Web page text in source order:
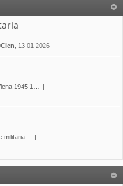
, 13 01 2026
1945 1…
militaria…